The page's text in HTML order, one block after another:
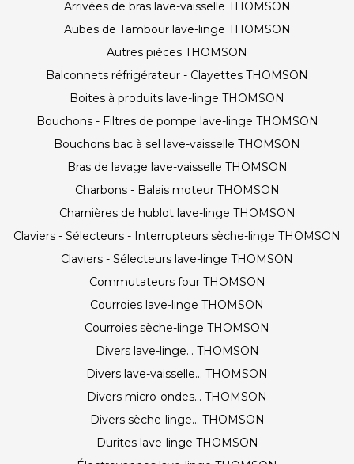
Arrivées de bras lave-vaisselle THOMSON
Aubes de Tambour lave-linge THOMSON
Autres pièces THOMSON
Balconnets réfrigérateur - Clayettes THOMSON
Boites à produits lave-linge THOMSON
Bouchons - Filtres de pompe lave-linge THOMSON
Bouchons bac à sel lave-vaisselle THOMSON
Bras de lavage lave-vaisselle THOMSON
Charbons - Balais moteur THOMSON
Charnières de hublot lave-linge THOMSON
Claviers - Sélecteurs - Interrupteurs sèche-linge THOMSON
Claviers - Sélecteurs lave-linge THOMSON
Commutateurs four THOMSON
Courroies lave-linge THOMSON
Courroies sèche-linge THOMSON
Divers lave-linge... THOMSON
Divers lave-vaisselle... THOMSON
Divers micro-ondes... THOMSON
Divers sèche-linge... THOMSON
Durites lave-linge THOMSON